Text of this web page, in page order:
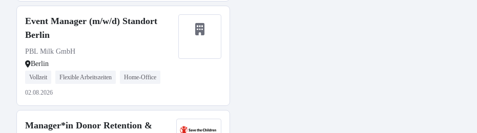
Event Manager (m/w/d) Standort
Berlin
PBL Milk GmbH
Berlin
Vollzeit Flexible Arbeitszeiten Home-Office
02.08.2026
Manager*in Donor Retention &